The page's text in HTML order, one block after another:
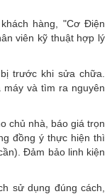
hàng, "Cơ Điện
viên kỹ thuật hợp lý
trước khi sửa chữa.
và tìm ra nguyên
chủ nhà, báo giá trọn
đồng ý thực hiện thì
Đảm bảo linh kiện
sử dụng đúng cách,